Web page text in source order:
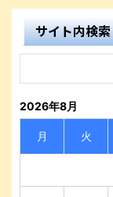
サイト内検索
2026年8月
月 火